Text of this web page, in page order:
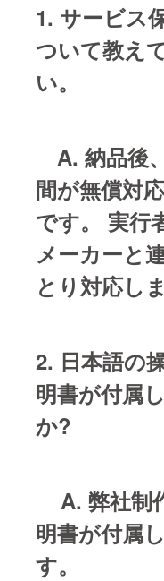
1. サービス
ついて教え
い。
A. 納品後
間が無償対
です。 実行
メーカーと
とり対応し
2. 日本語の
明書が付属
か?
A. 弊社制
明書が付属
す。